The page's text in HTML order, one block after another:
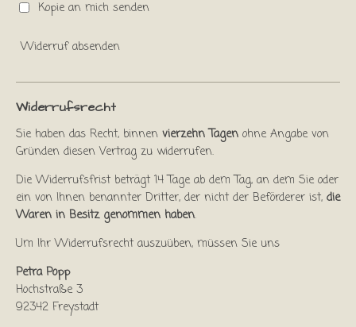
Kopie an mich senden
Widerruf absenden
Widerrufsrecht
Sie haben das Recht, binnen vierzehn Tagen ohne Angabe von
Gründen diesen Vertrag zu widerrufen.
Die Widerrufsfrist beträgt 14 Tage ab dem Tag, an dem Sie oder
ein von Ihnen benannter Dritter, der nicht der Beförderer ist, die
Waren in Besitz genommen haben.
Um Ihr Widerrufsrecht auszuüben, müssen Sie uns
Petra Popp
Hochstraße 3
92342 Freystadt